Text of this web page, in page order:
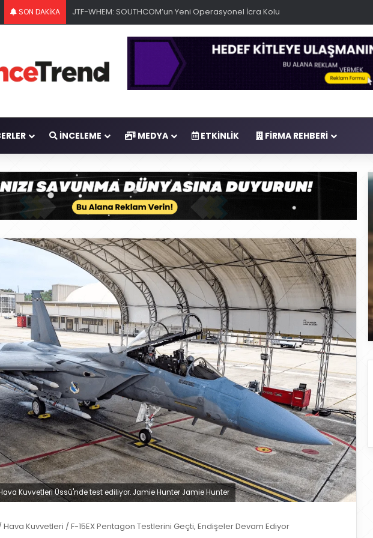
SON DAKİKA JTF-WHEM: SOUTHCOM’un Yeni Operasyonel İcra Kolu
İNCELEME MEDYA ETKINLIK FIRMA REHBERI
Kuvvetleri Üssü'nde test ediliyor. Jamie Hunter Jamie Hunter
Hava Kuvvetleri /F-15EX Pentagon Testlerini Geçti, Endişeler Devam Ediyor